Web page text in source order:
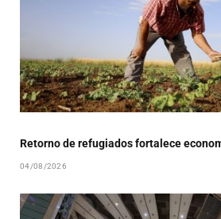
Retorno de refugiados fortalece
04/08/2026